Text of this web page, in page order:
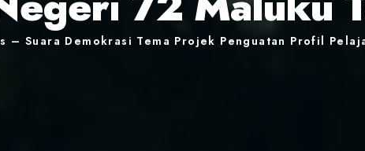
– Suara Demokrasi Tema Projek Penguatan Profil